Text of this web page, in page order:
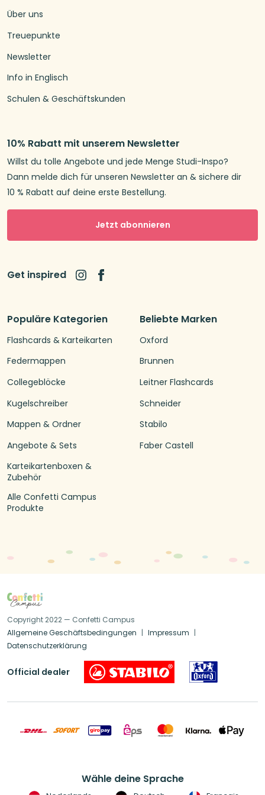
Populäre Kategorien
Flashcards & Karteikarten
Federmappen
Collegeblöcke
Kugelschreiber
Mappen & Ordner
Angebote & Sets
Karteikartenboxen &
Zubehör
Alle Confetti Campus
Produkte
Beliebte Marken
Oxford
Brunnen
Leitner Flashcards
Schneider
Stabilo
Faber Castell
Über uns
Treuepunkte
Newsletter
Info in Englisch
Schulen & Geschäftskunden
10% Rabatt mit unserem Newsletter
Willst du tolle Angebote und jede Menge Studi-Inspo?
Dann melde dich für unseren Newsletter an & sichere dir
10 % Rabatt auf deine erste Bestellung.
Jetzt abonnieren
Get inspired
Copyright 2022 — Confetti Campus
Allgemeine Geschäftsbedingungen
Impressum
Datenschutzerklärung
Official dealer
Wähle deine Sprache